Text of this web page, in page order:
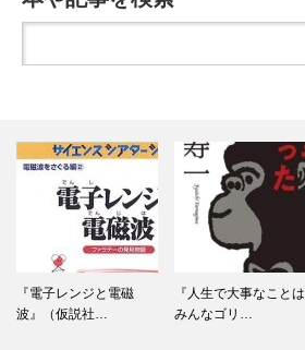
『人生で大事なことは
みんなゴリ…
『うまれてそだつ わ
たしたちの…